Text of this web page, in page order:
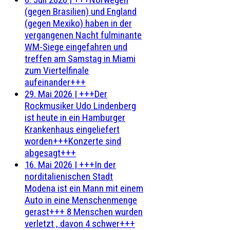
(gegen Brasilien) und England
(gegen Mexiko) haben in der
vergangenen Nacht fulminante
WM-Siege eingefahren und
treffen am Samstag in Miami
zum Viertelfinale
aufeinander+++
29. Mai 2026 | +++Der
Rockmusiker Udo Lindenberg
ist heute in ein Hamburger
Krankenhaus eingeliefert
worden+++Konzerte sind
abgesagt+++
16. Mai 2026 | +++In der
norditalienischen Stadt
Modena ist ein Mann mit einem
Auto in eine Menschenmenge
gerast+++ 8 Menschen wurden
verletzt , davon 4 schwer+++